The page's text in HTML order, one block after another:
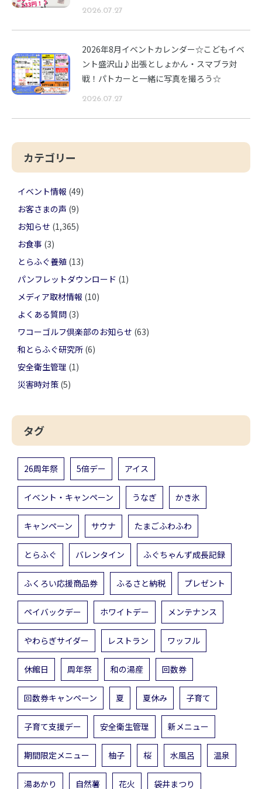
2026.07.27
2026年8月イベントカレンダー☆こどもイベ
ント盛沢山♪出張としょかん・スマブラ対
戦！パトカーと一緒に写真を撮ろう☆
2026.07.27
カテゴリー
イベント情報 (49)
お客さまの声 (9)
お知らせ (1,365)
お食事 (3)
とらふぐ養殖 (13)
パンフレットダウンロード (1)
メディア取材情報 (10)
よくある質問 (3)
ワコーゴルフ倶楽部のお知らせ (63)
和とらふぐ研究所 (6)
安全衛生管理 (1)
災害時対策 (5)
タグ
26周年祭 5倍デー アイス
イベント・キャンペーン うなぎ かき氷
キャンペーン サウナ たまごふわふわ
とらふぐ バレンタイン ふぐちゃんず成長記録
ふくろい応援商品券 ふるさと納税 プレゼント
ペイバックデー ホワイトデー メンテナンス
やわらぎサイダー レストラン ワッフル
休館日 周年祭 和の湯産 回数券
回数券キャンペーン 夏 夏休み 子育て
子育て支援デー 安全衛生管理 新メニュー
期間限定メニュー 柚子 桜 水風呂 温泉
湯あかり 自然薯 花火 袋井まつり